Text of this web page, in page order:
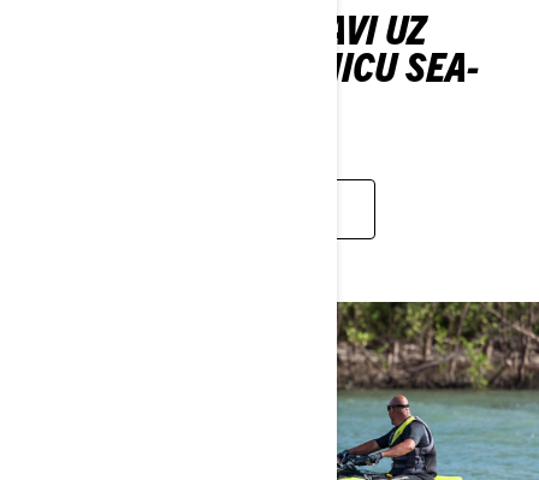
PRIDRUŽITE SE ZABAVI UZ
DRUŠTVENU ZAJEDNICU SEA-